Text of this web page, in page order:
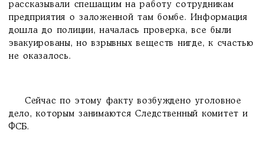
рассказывали спешащим на работу сотрудникам
предприятия о заложенной там бомбе. Информация
дошла до полиции, началась проверка, все были
эвакуированы, но взрывных веществ нигде, к счастью
не оказалось.
Сейчас по этому факту возбуждено уголовное
дело, которым занимаются Следственный комитет и
ФСБ.